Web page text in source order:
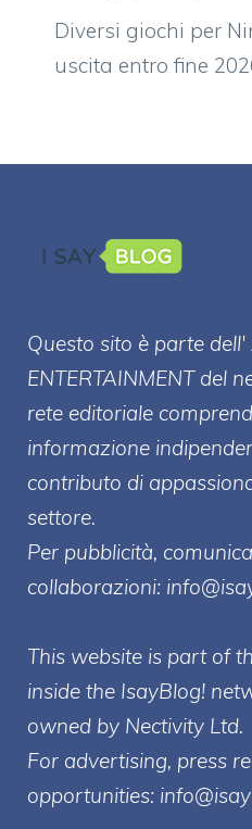
Diversi giochi per
uscita entro fine
Questo sito è parte dell'
ENTERTAINMENT del
rete editoriale
informazione
contributo di
settore.
Per pubblicità,
collaborazioni:
This website is part of
inside the IsayBlog!
owned by Nectivity Ltd.
For advertising, press
opportunities: